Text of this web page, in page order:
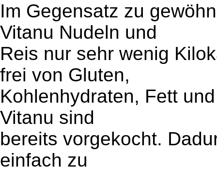
Im Gegensatz zu
Vitanu Nudeln und
Reis nur sehr wenig
frei von Gluten,
Kohlenhydraten, Fett
Vitanu sind
bereits vorgekocht.
einfach zu